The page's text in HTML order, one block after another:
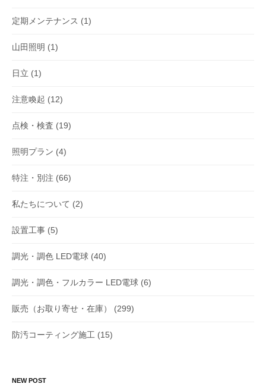
定期メンテナンス (1)
山田照明 (1)
日立 (1)
注意喚起 (12)
点検・検査 (19)
照明プラン (4)
特注・別注 (66)
私たちについて (2)
設置工事 (5)
調光・調色 LED電球 (40)
調光・調色・フルカラー LED電球 (6)
販売（お取り寄せ・在庫） (299)
防汚コーティング施工 (15)
NEW POST